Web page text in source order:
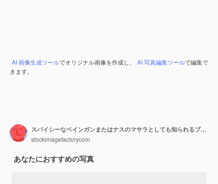
AI 画像生成ツールでオリジナル画像を作成し、 AI 写真編集ツールで編集で
きます。
スパイシーなベインガンまたはナスのマサラとしても知られるブリンジャルカレーは、ボウル、カラヒ、または鍋で提供されるインドの人気のメインコースレシピです。
stockimagefactorycom
あなたにおすすめの写真